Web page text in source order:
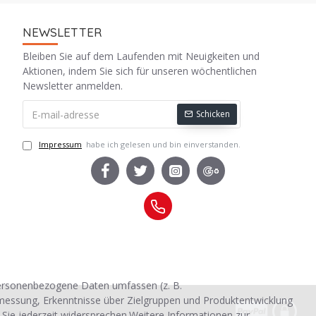
NEWSLETTER
Bleiben Sie auf dem Laufenden mit Neuigkeiten und
Aktionen, indem Sie sich für unseren wöchentlichen
Newsletter anmelden.
Schicken
Impressum habe ich gelesen und bin einverstanden.
Daten umfassen (z. B.
Erkenntnisse über Zielgruppen und Produktentwicklung